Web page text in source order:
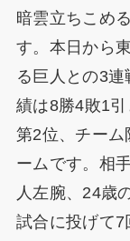
暗雲立ちこめ
す。本日から
る巨人との3
績は8勝4敗1
第2位、チー
ームです。相
人左腕、24歳
試合に投げて